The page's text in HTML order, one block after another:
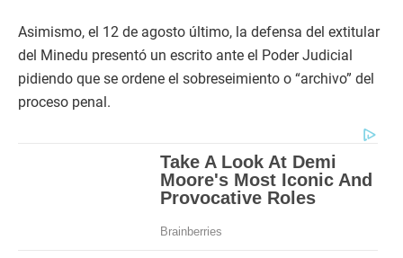
Asimismo, el 12 de agosto último, la defensa del extitular
del Minedu presentó un escrito ante el Poder Judicial
pidiendo que se ordene el sobreseimiento o “archivo” del
proceso penal.